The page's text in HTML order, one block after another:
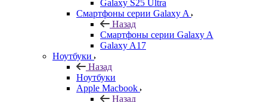
Galaxy S25 Ultra
Смартфоны серии Galaxy A
Назад
Смартфоны серии Galaxy A
Galaxy A17
Ноутбуки
Назад
Ноутбуки
Apple Macbook
Назад